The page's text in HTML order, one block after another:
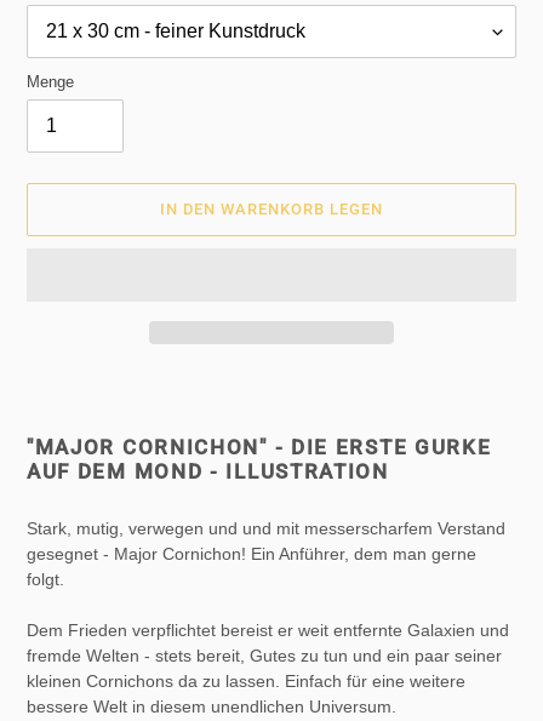
Menge
IN DEN WARENKORB LEGEN
Warenkorb
hinzugefügt
"MAJOR CORNICHON" - DIE ERSTE GURKE
AUF DEM MOND - ILLUSTRATION
Stark, mutig, verwegen und und mit messerscharfem Verstand
gesegnet - Major Cornichon! Ein Anführer, dem man gerne
folgt.
Dem Frieden verpflichtet bereist er weit entfernte Galaxien und
fremde Welten - stets bereit, Gutes zu tun und ein paar seiner
kleinen Cornichons da zu lassen. Einfach für eine weitere
bessere Welt in diesem unendlichen Universum.